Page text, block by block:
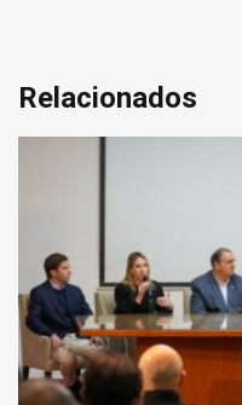
Relacionados